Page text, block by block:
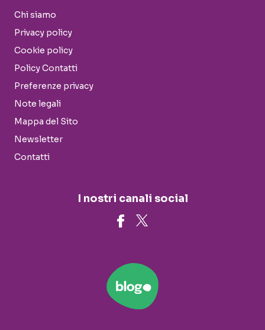
Chi siamo
Privacy policy
Cookie policy
Policy Contatti
Preferenze privacy
Note legali
Mappa del Sito
Newsletter
Contatti
I nostri canali social